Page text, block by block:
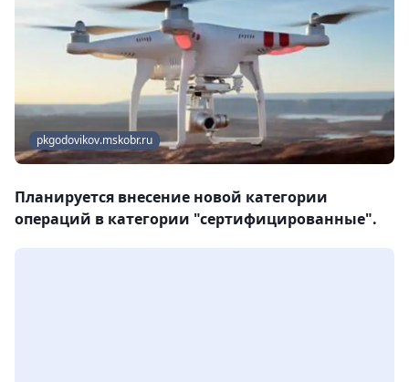
pkgodovikov.mskobr.ru
Планируется внесение новой категории
операций в категории "сертифицированные".